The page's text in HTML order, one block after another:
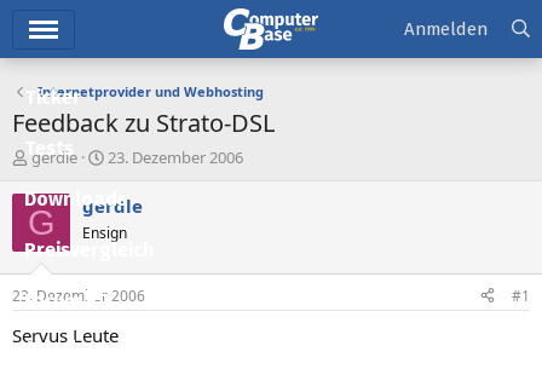
Ticker
Tests
Downloads
Preisvergleich
Forum
Aktuelles
Anmelden
Internetprovider und Webhosting
Feedback zu Strato-DSL
E
s
t
e
e
r
gerdle
E
s
t
e
t
a
23. Dezember 2006
G gerdle
Ensign
23. Dezember 2006 #1
Servus Leute